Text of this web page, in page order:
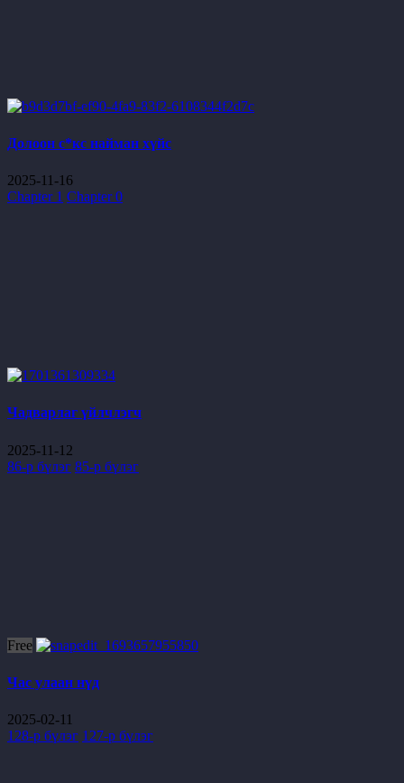
Долоон с*кс найман хүйс
2025-11-16
Chapter 1 Chapter 0
Чадварлаг үйлчлэгч
2025-11-12
86-р бүлэг 85-р бүлэг
Free
Час улаан нүд
2025-02-11
128-р бүлэг 127-р бүлэг